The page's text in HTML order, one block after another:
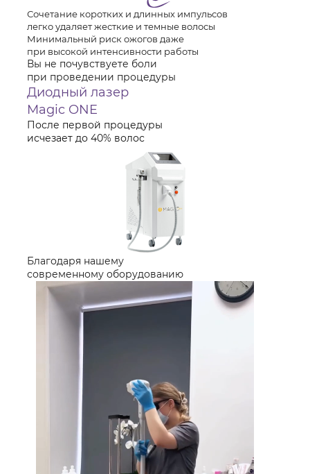
Сочетание коротких и длинных импульсов
легко удаляет жесткие и темные волосы
Минимальный риск ожогов даже
при высокой интенсивности работы
Вы не почувствуете боли
при проведении процедуры
Диодный лазер
Magic ONE
После первой процедуры
исчезает до 40% волос
Благодаря нашему
современному оборудованию